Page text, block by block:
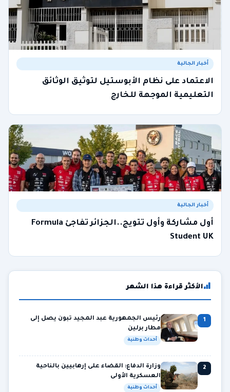
أخبار الجالية
الاعتماد على نظام الأبوستيل لتوثيق الوثائق
التعليمية الموجهة للخارج
أخبار الجالية
أول مشاركة وأول تتويج..الجزائر تفاجئ Formula
Student UK
الأكثر قراءة هذا الشهر
1
رئيس الجمهورية عبد المجيد تبون يصل إلى
مطار برلين
أحداث وطنية
2
وزارة الدفاع: القضاء على إرهابيين بالناحية
العسكرية الأولى
أحداث وطنية